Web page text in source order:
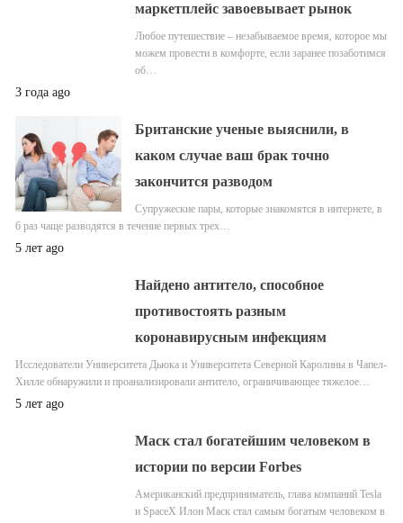
маркетплейс завоевывает рынок
Любое путешествие – незабываемое время, которое мы
можем провести в комфорте, если заранее позаботимся
об…
3 года ago
Британские ученые выяснили, в
каком случае ваш брак точно
закончится разводом
Супружеские пары, которые знакомятся в интернете, в
6 раз чаще разводятся в течение первых трех…
5 лет ago
Найдено антитело, способное
противостоять разным
коронавирусным инфекциям
Исследователи Университета Дьюка и Университета Северной Каролины в Чапел-
Хилле обнаружили и проанализировали антитело, ограничивающее тяжелое…
5 лет ago
Маск стал богатейшим человеком в
истории по версии Forbes
Американский предприниматель, глава компаний Tesla
и SpaceX Илон Маск стал самым богатым человеком в